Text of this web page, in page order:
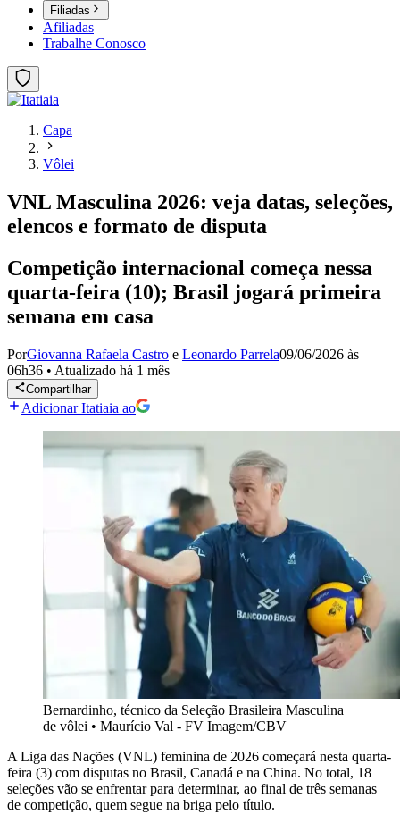
Filiadas
Afiliadas
Trabalhe Conosco
Capa
Vôlei
VNL Masculina 2026: veja datas, seleções,
elencos e formato de disputa
Competição internacional começa nessa
quarta-feira (10); Brasil jogará primeira
semana em casa
PorGiovanna Rafaela Castro e Leonardo Parrela09/06/2026 às
06h36 • Atualizado há 1 mês
Compartilhar
Adicionar Itatiaia ao
Bernardinho, técnico da Seleção Brasileira Masculina
de vôlei • Maurício Val - FV Imagem/CBV
A Liga das Nações (VNL) feminina de 2026 começará nesta quarta-
feira (3) com disputas no Brasil, Canadá e na China. No total, 18
seleções vão se enfrentar para determinar, ao final de três semanas
de competição, quem segue na briga pelo título.